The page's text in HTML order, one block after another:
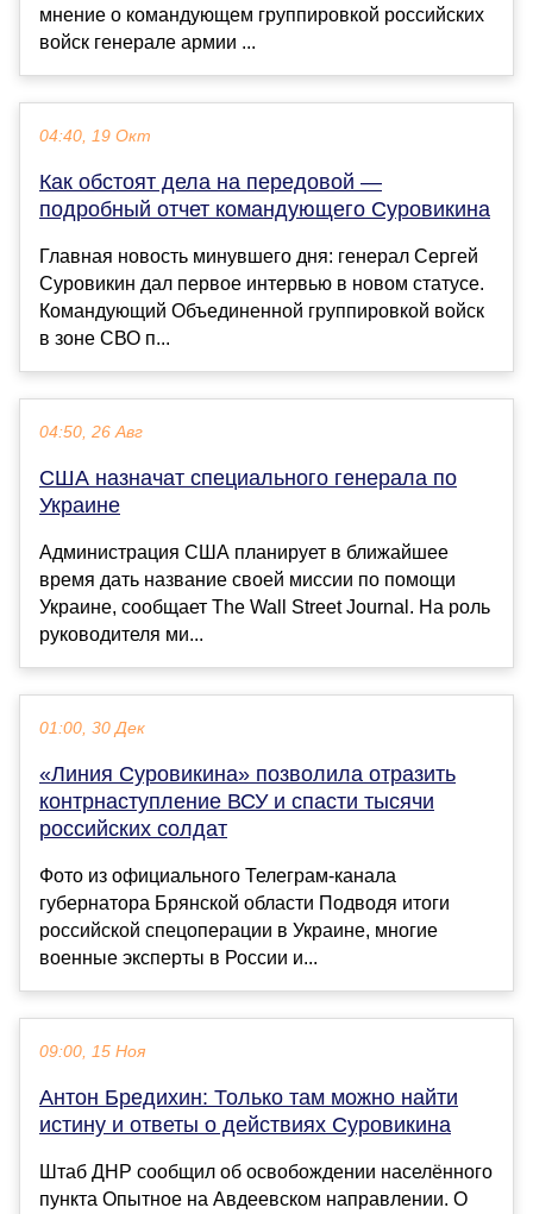
мнение о командующем группировкой российских
войск генерале армии ...
04:40, 19 Окт
Как обстоят дела на передовой —
подробный отчет командующего Суровикина
Главная новость минувшего дня: генерал Сергей
Суровикин дал первое интервью в новом статусе.
Командующий Объединенной группировкой войск
в зоне СВО п...
04:50, 26 Авг
США назначат специального генерала по
Украине
Администрация США планирует в ближайшее
время дать название своей миссии по помощи
Украине, сообщает The Wall Street Journal. На роль
руководителя ми...
01:00, 30 Дек
«Линия Суровикина» позволила отразить
контрнаступление ВСУ и спасти тысячи
российских солдат
Фото из официального Телеграм-канала
губернатора Брянской области Подводя итоги
российской спецоперации в Украине, многие
военные эксперты в России и...
09:00, 15 Ноя
Антон Бредихин: Только там можно найти
истину и ответы о действиях Суровикина
Штаб ДНР сообщил об освобождении населённого
пункта Опытное на Авдеевском направлении. О